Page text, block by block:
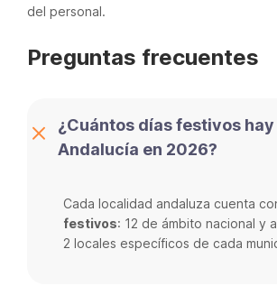
del personal.
Preguntas frecuentes
¿Cuántos días festivos hay
Andalucía en 2026?
Cada localidad andaluza cuenta
festivos: 12 de ámbito nacional y
2 locales específicos de cada